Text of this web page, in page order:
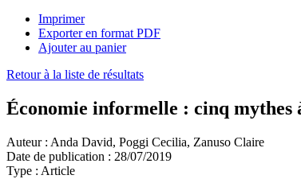
Imprimer
Exporter en format PDF
Ajouter au panier
Retour à la liste de résultats
Économie informelle : cinq mythes
Auteur : Anda David, Poggi Cecilia, Zanuso Claire
Date de publication : 28/07/2019
Type : Article